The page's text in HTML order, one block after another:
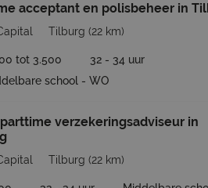
acceptant en polisbeheer in
Tilburg (22 km)
tot 3.500
32 - 34 uur
school - WO
verzekeringsadviseur in
Tilburg (22 km)